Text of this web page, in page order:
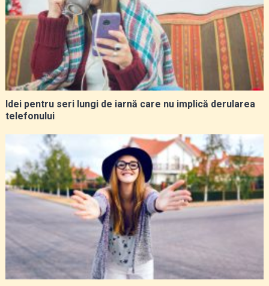
Idei pentru seri lungi de iarnă care nu implică derularea
telefonului